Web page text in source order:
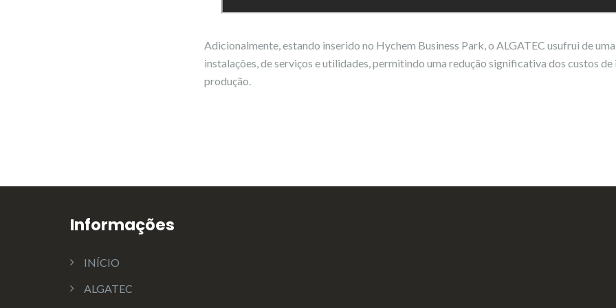
Adicionalmente, estando inserido no Hychem Business Park, o ALGATEC usufrui de
instalações, de serviços e utilidades, permitindo uma redução significativa dos custos
produção.
Informações
INÍCIO
ALGATEC